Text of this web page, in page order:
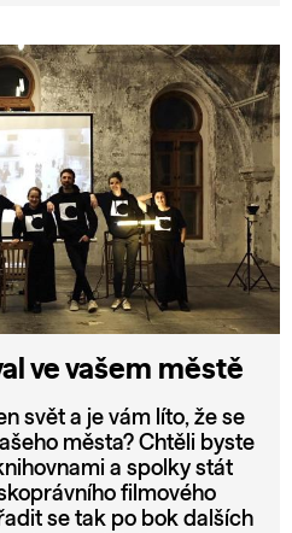
ve vašem městě
svět a je vám líto, že se
města? Chtěli byste
a spolky stát
filmového
se tak po bok dalších